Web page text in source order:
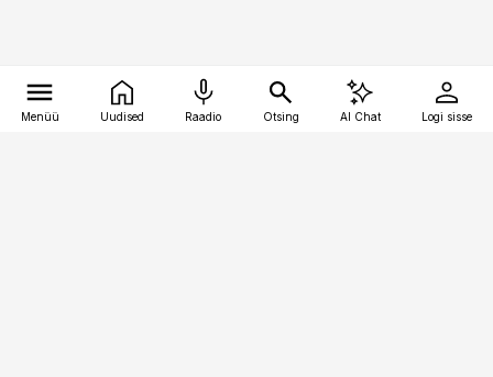
Menüü Uudised Raadio Otsing AI Chat Logi sisse